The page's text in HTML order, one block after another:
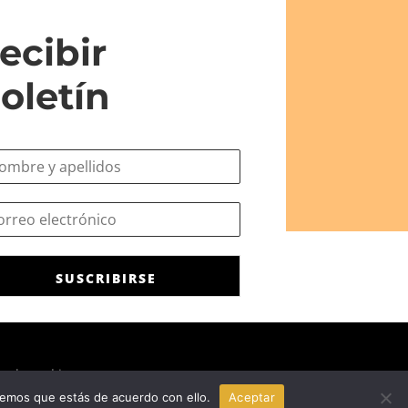
SUSCRIBIRSE
de cookies
que estás de acuerdo con ello. Aceptar